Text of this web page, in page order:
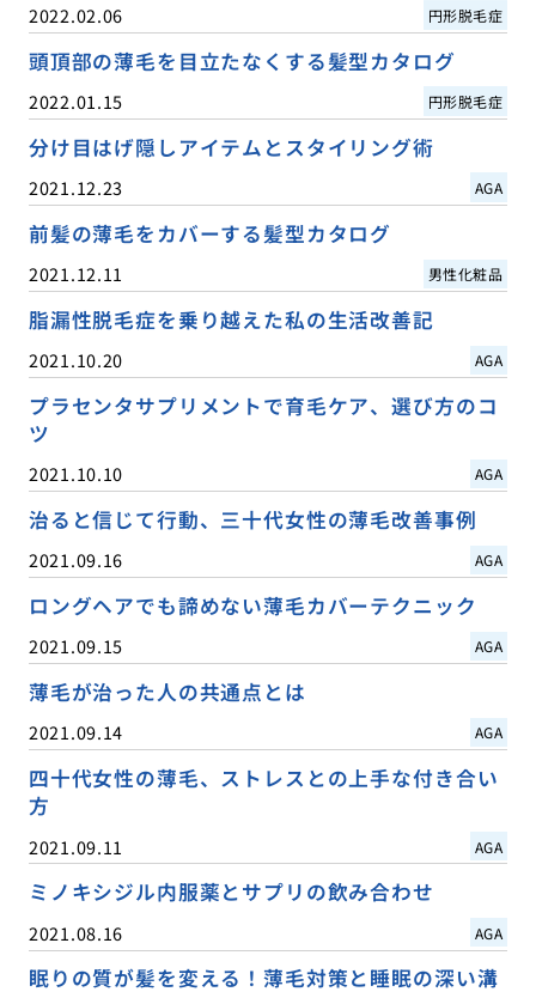
2022.02.06 円形脱毛症
頭頂部の薄毛を目立たなくする髪型カタログ
2022.01.15 円形脱毛症
分け目はげ隠しアイテムとスタイリング術
2021.12.23 AGA
前髪の薄毛をカバーする髪型カタログ
2021.12.11 男性化粧品
脂漏性脱毛症を乗り越えた私の生活改善記
2021.10.20 AGA
プラセンタサプリメントで育毛ケア、選び方のコ
ツ
2021.10.10 AGA
治ると信じて行動、三十代女性の薄毛改善事例
2021.09.16 AGA
ロングヘアでも諦めない薄毛カバーテクニック
2021.09.15 AGA
薄毛が治った人の共通点とは
2021.09.14 AGA
四十代女性の薄毛、ストレスとの上手な付き合い
方
2021.09.11 AGA
ミノキシジル内服薬とサプリの飲み合わせ
2021.08.16 AGA
眠りの質が髪を変える！薄毛対策と睡眠の深い溝